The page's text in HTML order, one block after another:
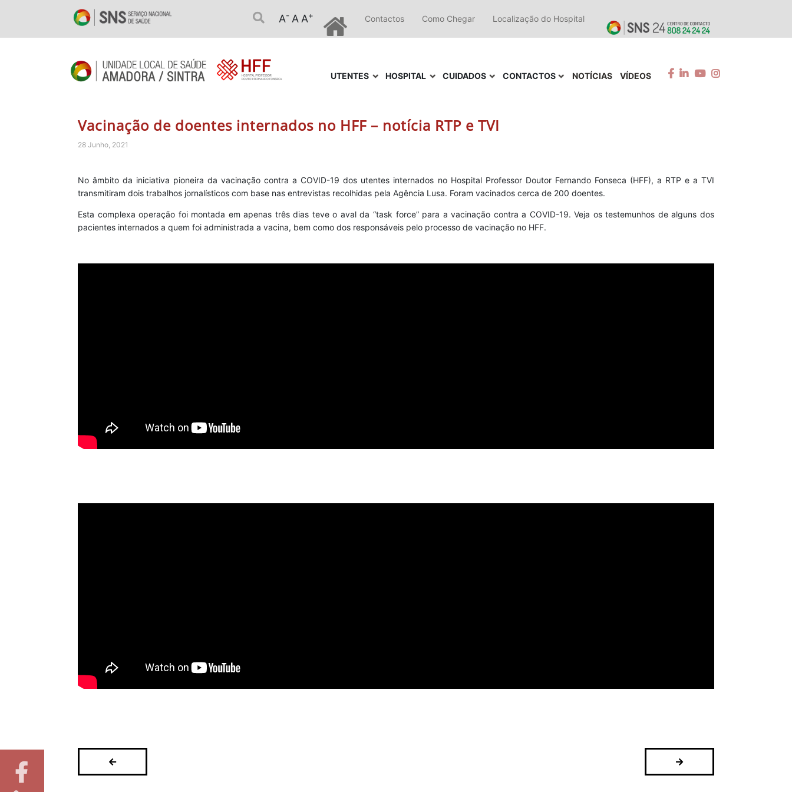
A- A A+ Contactos Como Chegar Localização do Hospital
UTENTES HOSPITAL CUIDADOS CONTACTOS NOTÍCIAS VÍDEOS
Vacinação de doentes internados no HFF – notícia RTP e TVI
28 Junho, 2021
No âmbito da iniciativa pioneira da vacinação contra a COVID-19 dos utentes internados no Hospital Professor Doutor Fernando Fonseca (HFF), a RTP e a TVI
transmitiram dois trabalhos jornalísticos com base nas entrevistas recolhidas pela Agência Lusa. Foram vacinados cerca de 200 doentes.
Esta complexa operação foi montada em apenas três dias teve o aval da “task force” para a vacinação contra a COVID-19. Veja os testemunhos de alguns dos
pacientes internados a quem foi administrada a vacina, bem como dos responsáveis pelo processo de vacinação no HFF.